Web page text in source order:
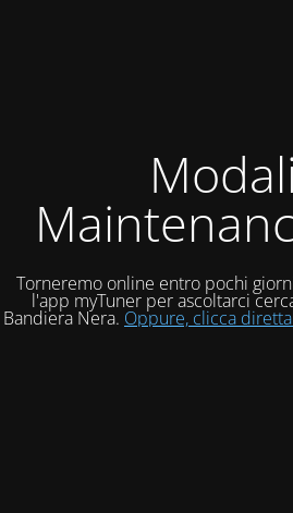
Torneremo online entro pochi
l'app myTuner per ascoltarci
Bandiera Nera. Oppure, clicca